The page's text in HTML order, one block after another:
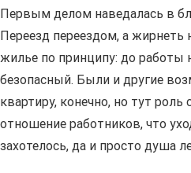
Первым делом наведалась в
Переезд переездом, а жирнеть
жилье по принципу: до работы
безопасный. Были и другие
квартиру, конечно, но тут роль
отношение работников, что
захотелось, да и просто душа